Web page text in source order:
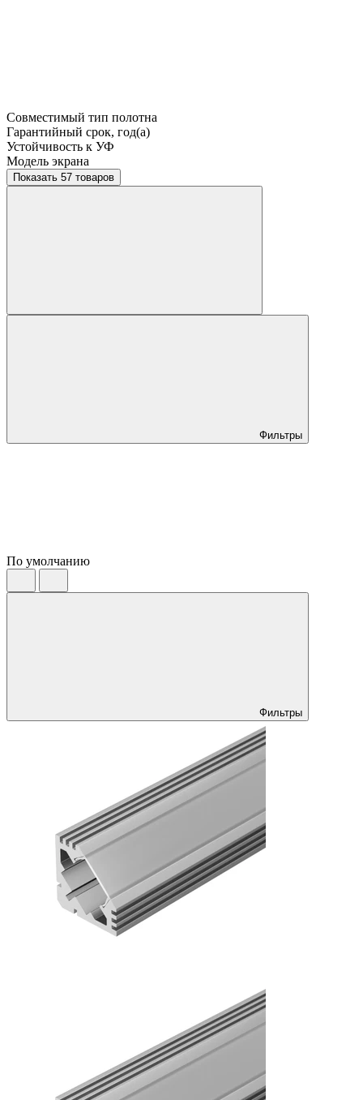
Совместимый тип полотна
Гарантийный срок, год(а)
Устойчивость к УФ
Модель экрана
Показать 57 товаров
Фильтры
По умолчанию
Фильтры